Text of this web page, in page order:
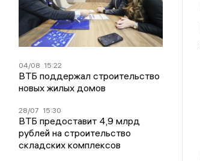
04/08 15:22
ВТБ поддержал строительство
новых жилых домов
28/07 15:30
ВТБ предоставит 4,9 млрд
рублей на строительство
складских комплексов